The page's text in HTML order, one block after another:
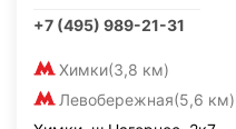
+7 (495) 989-21-31
Химки(3,8 км)
Левобережная(5,6 км)